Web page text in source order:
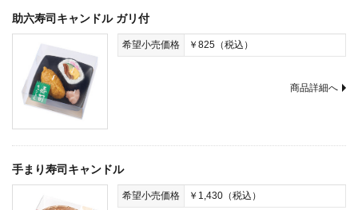
助六寿司キャンドル ガリ付
希望小売価格 ￥825（税込）
商品詳細へ
手まり寿司キャンドル
希望小売価格 ￥1,430（税込）